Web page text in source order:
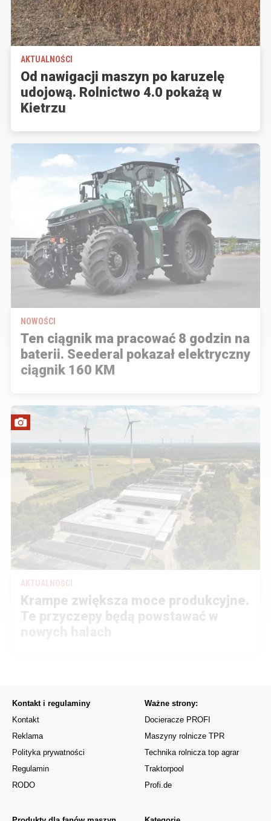
AKTUALNOŚCI
Od nawigacji maszyn po karuzelę
udojową. Rolnictwo 4.0 pokażą w
Kietrzu
NOWOŚCI
Ten ciągnik ma pracować 8 godzin na
baterii. Seederal pokazał elektryczny
ciągnik 160 KM
AKTUALNOŚCI
Krampe zwiększa moce produkcyjne.
Te przyczepy będą powstawać w
Kontakt i regulaminy
Kontakt
Reklama
Polityka prywatności
Regulamin
RODO
Ważne strony:
Docieracze PROFI
Maszyny rolnicze TPR
Technika rolnicza top agrar
Traktorpool
Profi.de